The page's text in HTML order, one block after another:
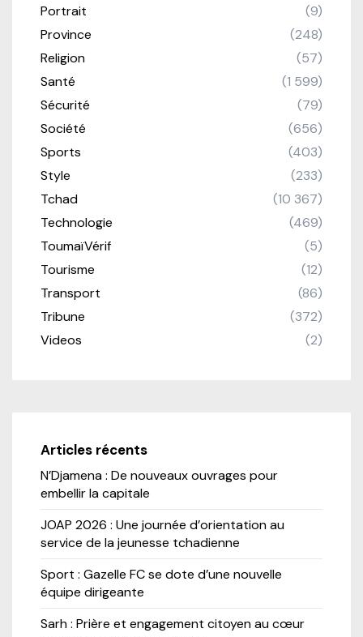
Portrait
(9)
Province
(248)
Religion
(57)
Santé
(1 599)
Sécurité
(79)
Société
(656)
Sports
(403)
Style
(233)
Tchad
(10 367)
Technologie
(469)
ToumaïVérif
(5)
Tourisme
(12)
Transport
(86)
Tribune
(372)
Videos
(2)
Articles récents
N’Djamena : De nouveaux ouvrages pour
embellir la capitale
JOAP 2026 : Une journée d’orientation au
service de la jeunesse tchadienne
Sport : Gazelle FC se dote d’une nouvelle
équipe dirigeante
Sarh : Prière et engagement citoyen au cœur